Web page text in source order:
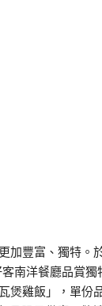
加豐富、獨特。
南洋餐廳品賞獨
煲雞飯」，單份